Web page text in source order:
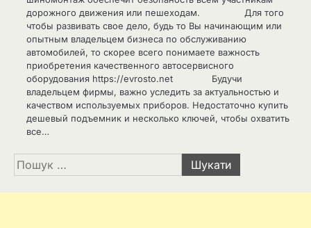
дорожного движения или пешеходам. Для того
чтобы развивать свое дело, будь то Вы начинающим или
опытным владельцем бизнеса по обслуживанию
автомобилей, то скорее всего понимаете важность
приобретения качественного автосервисного
оборудования https://evrosto.net Будучи
владельцем фирмы, важно уследить за актуальностью и
качеством используемых приборов. Недостаточно купить
дешевый подъемник и несколько ключей, чтобы охватить
все…
Пошук: